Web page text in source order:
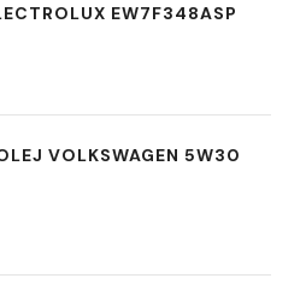
EW7F348ASP
VOLKSWAGEN 5W30